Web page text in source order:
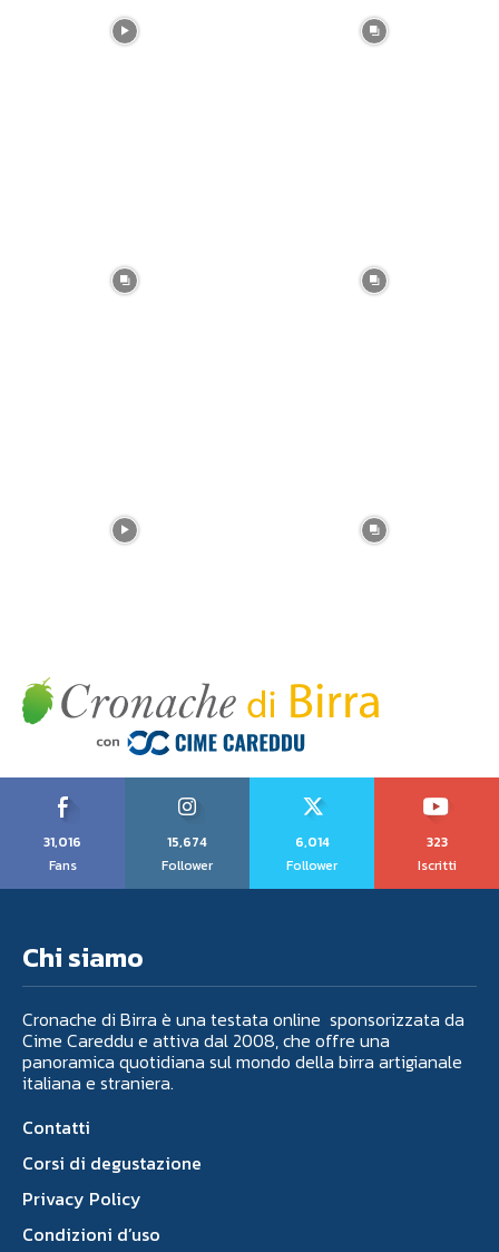
31,016
Fans
15,674
Follower
6,014
Follower
323
Iscritti
Chi siamo
Cronache di Birra è una testata online sponsorizzata da
Cime Careddu e attiva dal 2008, che offre una
panoramica quotidiana sul mondo della birra artigianale
italiana e straniera.
Contatti
Corsi di degustazione
Privacy Policy
Condizioni d’uso